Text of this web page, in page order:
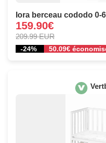
Iora berceau cododo 0-
159.90€
209.99 EUR
-24% 50.09€